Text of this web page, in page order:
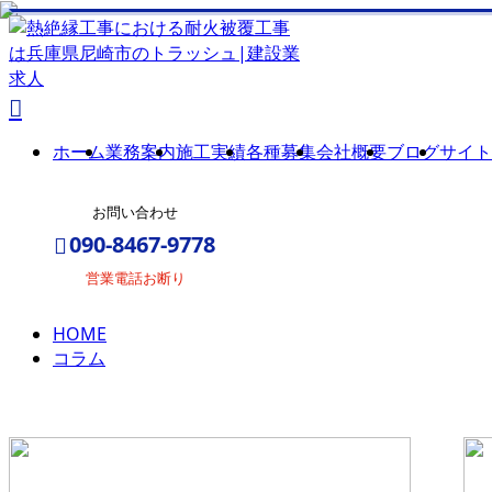
ホーム業務案内施工実績各種募集会社概要ブログサイ
お問い合わせ
090-8467-9778
営業電話お断り
メールフォーム
コ
ラ
column
HOME
コラム